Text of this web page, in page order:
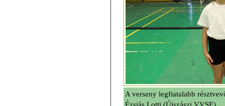
A verseny legfiatalabb